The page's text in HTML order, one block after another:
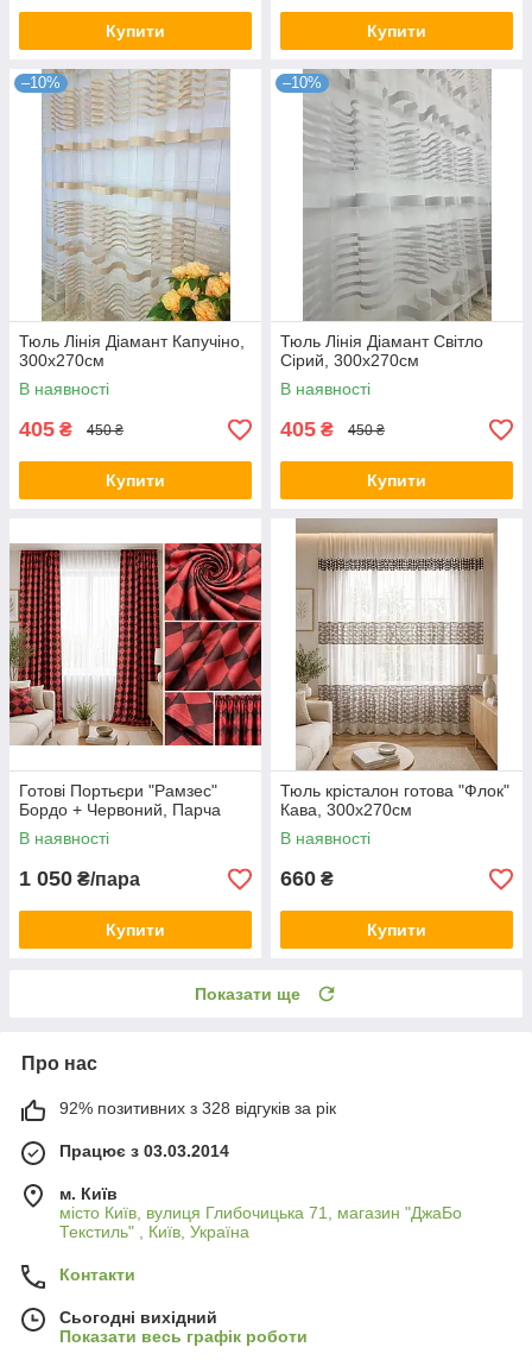
Купити Купити
–10%
Тюль Лінія Діамант Капучіно,
300х270см
В наявності
405 ₴ 450 ₴
Купити
–10%
Тюль Лінія Діамант Світло
Сірий, 300х270см
В наявності
405 ₴ 450 ₴
Купити
Готові Портьєри "Рамзес"
Бордо + Червоний, Парча
В наявності
1 050 ₴/пара
Купити
Тюль крісталон готова "Флок"
Кава, 300х270см
В наявності
660 ₴
Купити
Показати ще
Про нас
92% позитивних з 328 відгуків за рік
Працює з 03.03.2014
м. Київ
місто Київ, вулиця Глибочицька 71, магазин "ДжаБо
Текстиль" , Київ, Україна
Контакти
Сьогодні вихідний
Показати весь графік роботи